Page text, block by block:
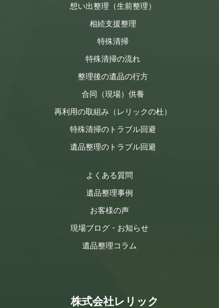
想い出整理（生前整理）
相続支援整理
特殊清掃
特殊清掃の流れ
整理後の遺品の行方
合同（現場）供養
再利用の取組み（レリックの杜）
特殊清掃のトラブル回避
遺品整理のトラブル回避
よくある質問
遺品整理事例
お客様の声
現場ブログ・お知らせ
遺品整理コラム
株式会社レリック